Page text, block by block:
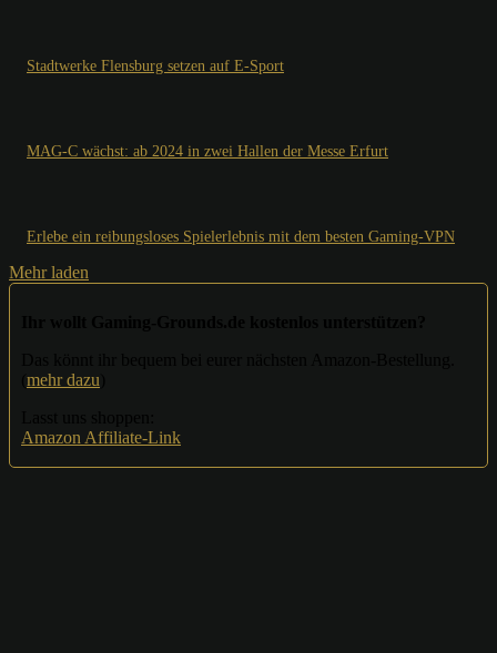
Stadtwerke Flensburg setzen auf E-Sport
MAG-C wächst: ab 2024 in zwei Hallen der Messe Erfurt
Erlebe ein reibungsloses Spielerlebnis mit dem besten Gaming-VPN
Mehr laden
mehr dazu
Amazon Affiliate-Link